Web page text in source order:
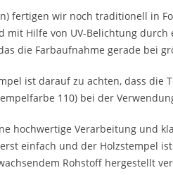
fertigen wir noch traditionell in
mit Hilfe von UV-Belichtung
die Farbaufnahme gerade bei
ist darauf zu achten, dass
110) bei der
hochwertige Verarbeitung und
einfach und der Holzstempel
Rohstoff hergestellt